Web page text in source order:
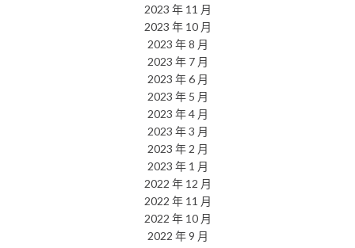
2023 年 11 月
2023 年 10 月
2023 年 8 月
2023 年 7 月
2023 年 6 月
2023 年 5 月
2023 年 4 月
2023 年 3 月
2023 年 2 月
2023 年 1 月
2022 年 12 月
2022 年 11 月
2022 年 10 月
2022 年 9 月